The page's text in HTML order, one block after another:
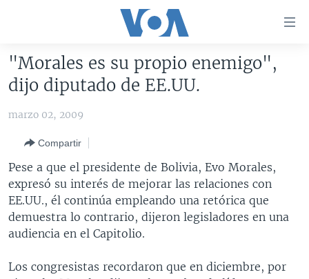
accesibilidad
Salte
Salte
navegador
principal
Salte
búsqueda
AMÉRICA DEL NORTE
EEUU
MÉXICO
HAITÍ
ELECCIONES EEUU 2024
ELECCIONES EEUU
VOTO DIVIDIDO
VOA VERIFICA
VOA VERIFICA UCRANIA/RUSIA
VOA VERIFICA INMIGRACIÓN
VOA VERIFICA AMÉRICA LATINA
AMÉRICA LATINA
ARGENTINA
BOLIVIA
COLOMBIA
PERÚ
CHINA EN AMÉRICA LATINA
CENTROAMÉRICA
COSTA RICA
GUATEMALA
OTRAS SECCIONES
LIBERTAD DE PRENSA
LIBERTAD DE PRENSA
"Morales es su propio enemigo",
dijo diputado de EE.UU.
marzo 02, 2009
Compartir
Pese a que el presidente de Bolivia, Evo Morales,
expresó su interés de mejorar las relaciones con
EE.UU., él continúa empleando una retórica que
demuestra lo contrario, dijeron legisladores en una
audiencia en el Capitolio.
Los congresistas recordaron que en diciembre, por